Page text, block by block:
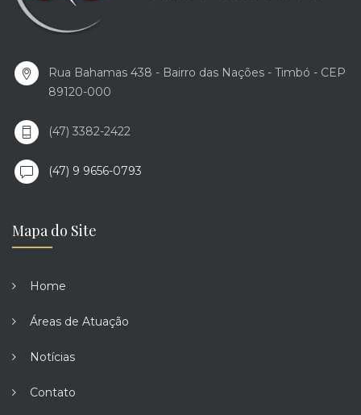
Rua Bahamas 438 - Bairro das Nações - Timbó - CEP
89120-000
(47) 3382-2422
(47) 9 9656-0793
Mapa do Site
Home
Áreas de Atuação
Notícias
Contato